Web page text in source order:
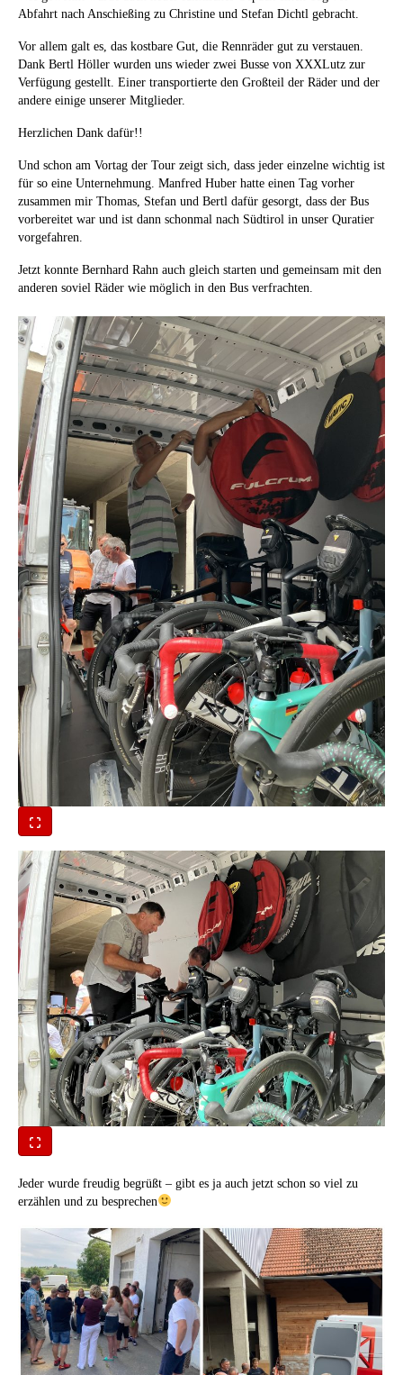
Abfahrt nach Anschießing zu Christine und Stefan Dichtl gebracht.
Vor allem galt es, das kostbare Gut, die Rennräder gut zu verstauen.
Dank Bertl Höller wurden uns wieder zwei Busse von XXXLutz zur
Verfügung gestellt. Einer transportierte den Großteil der Räder und der
andere einige unserer Mitglieder.
Herzlichen Dank dafür!!
Und schon am Vortag der Tour zeigt sich, dass jeder einzelne wichtig ist
für so eine Unternehmung. Manfred Huber hatte einen Tag vorher
zusammen mir Thomas, Stefan und Bertl dafür gesorgt, dass der Bus
vorbereitet war und ist dann schonmal nach Südtirol in unser Quratier
vorgefahren.
Jetzt konnte Bernhard Rahn auch gleich starten und gemeinsam mit den
anderen soviel Räder wie möglich in den Bus verfrachten.
Jeder wurde freudig begrüßt – gibt es ja auch jetzt schon so viel zu
erzählen und zu besprechen